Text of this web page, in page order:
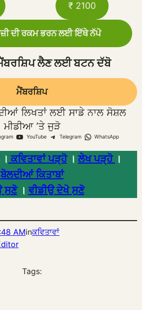
₹ 2100
ਦੀ ਰਕਮ ਭਰਨ ਲਈ ਇੱਥੇ ਨੱਪੋ
ਮੈਂਬਰਸ਼ਿਪ ਲੈਣ ਲਈ ਬਟਨ ਦੱਬੋ
ਮੈਂਬਰਸ਼ਿਪ
ਲਿਖਤਾਂ ਲਈ ਸਾਡੇ ਨਾਲ ਸੋਸ਼ਲ
ਮੀਡੀਆ ’ਤੇ ਜੁੜੋ
YouTube Telegram WhatsApp
। ਕਵਿਤਾਵਾਂ ਪੜ੍ਹੋ।ਲੇਖ ਪੜ੍ਹੋ ।
ਬੋਲਦੀਆਂ ਕਿਤਾਬਾਂ
ਸੁਣੋ। ਵੀਡੀਉ ਦੇਖੋ ਸੁਣੋ
AMinਕਵਿਤਾਵਾਂ
Tags: